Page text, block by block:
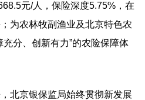
元/人，保险深度5.75%，在
为农林牧副渔业及北京特色农
分、创新有力”的农险保障体
北京银保监局始终贯彻新发展